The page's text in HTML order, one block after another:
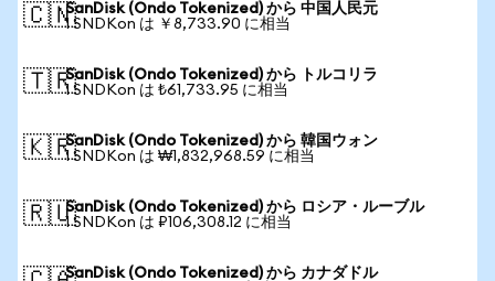
🇨🇳SanDisk (Ondo Tokenized) から 中国人民元
1 SNDKon は ￥8,733.90 に相当
🇹🇷SanDisk (Ondo Tokenized) から トルコリラ
1 SNDKon は ₺61,733.95 に相当
🇰🇷SanDisk (Ondo Tokenized) から 韓国ウォン
1 SNDKon は ₩1,832,968.59 に相当
🇷🇺SanDisk (Ondo Tokenized) から ロシア・ルーブル
1 SNDKon は ₽106,308.12 に相当
SanDisk (Ondo Tokenized) から カナダドル